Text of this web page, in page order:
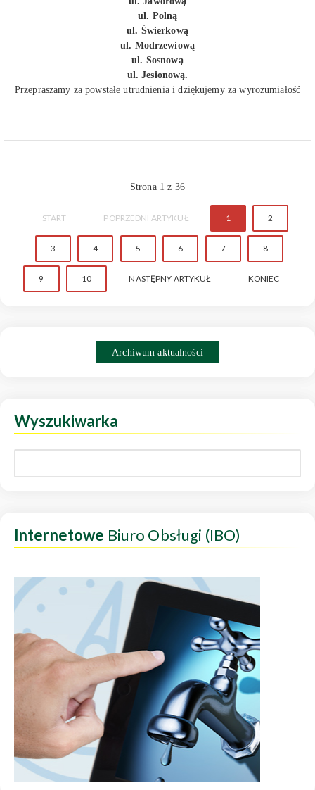
ul. Polną
ul. Świerkową
ul. Modrzewiową
ul. Sosnową
ul. Jesionową.
Przepraszamy za powstałe utrudnienia i dziękujemy za wyrozumiałość
Strona 1 z 36
START POPRZEDNI ARTYKUŁ 1 2
3 4 5 6 7 8
9 10 NASTĘPNY ARTYKUŁ KONIEC
Archiwum aktualności
Wyszukiwarka
Internetowe Biuro Obsługi (IBO)